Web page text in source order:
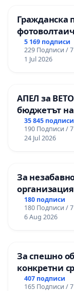
Гражданска
Радомир
5 169 подписи
229 Подписи /
1 Jul 2026
АПЕЛ за
бюджетът
правата ни
35 845 подписи
190 Подписи /
24 Jul 2026
За
и
ОУ „Княз
180 подписи
180 Подписи /
6 Aug 2026
За спешно
конкретни
цялостна
407 подписи
165 Подписи /